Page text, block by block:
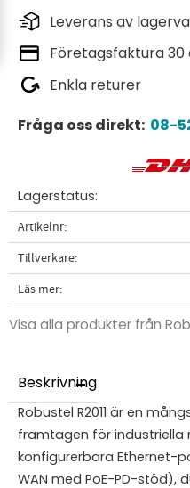
Leverans av
Företagsfaktura 30
Enkla returer
Fråga oss direkt: 08-
Lagerstatus
Artikelnr
Tillverkare
Läs mer
Visa alla produkter från
Beskrivning
Robustel R2011 är en
framtagen för industriella
konfigurerbara Ethernet-
WAN med PoE-PD-stöd),